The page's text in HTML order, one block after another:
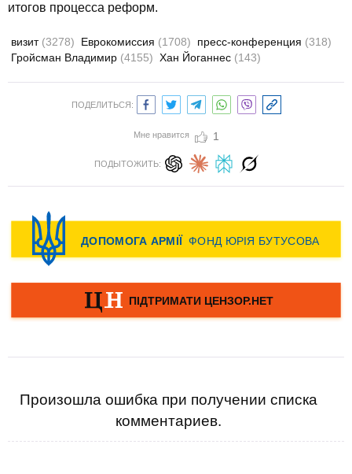
итогов процесса реформ.
визит (3278) Еврокомиссия (1708) пресс-конференция (318)
Гройсман Владимир (4155) Хан Йоганнес (143)
ПОДЕЛИТЬСЯ:
Мне нравится 1
ПОДЫТОЖИТЬ:
Произошла ошибка при получении списка
комментариев.